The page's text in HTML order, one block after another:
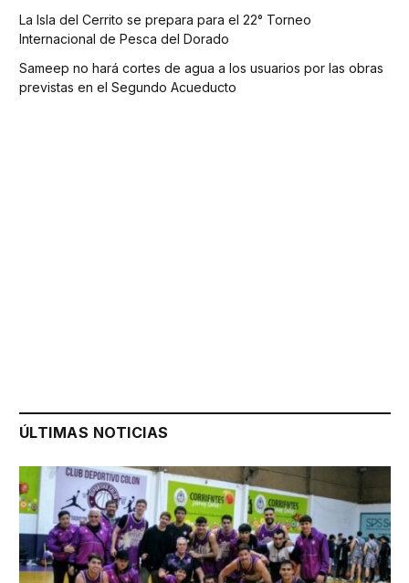
La Isla del Cerrito se prepara para el 22° Torneo
Internacional de Pesca del Dorado
Sameep no hará cortes de agua a los usuarios por las obras
previstas en el Segundo Acueducto
ÚLTIMAS NOTICIAS